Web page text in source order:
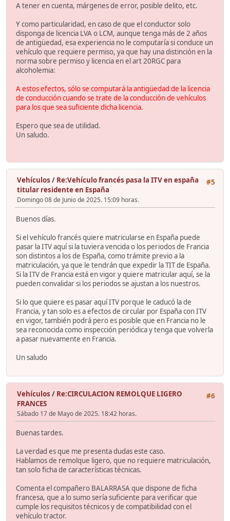
A tener en cuenta, márgenes de error, posible delito, etc.
Y como particularidad, en caso de que el conductor solo
disponga de licencia LVA o LCM, aunque tenga más de 2 años
de antigüedad, esa experiencia no le computaría si conduce un
vehículo que requiere permiso, ya que hay una distinción en la
norma sobre permiso y licencia en el art 20RGC para
alcoholemia:
A estos efectos, sólo se computará la antigüedad de la licencia
de conducción cuando se trate de la conducción de vehículos
para los que sea suficiente dicha licencia.
Espero que sea de utilidad.
Un saludo.
#5
Vehículos / Re:Vehículo francés pasa la ITV en españa
titular residente en España
Domingo 08 de Junio de 2025. 15:09 horas.
Buenos días.
Si el vehículo francés quiere matricularse en España puede
pasar la ITV aquí si la tuviera vencida o los periodos de Francia
son distintos a los de España, como trámite previo a la
matriculación, ya que le tendrán que expedir la TIT de España.
Si la ITV de Francia está en vigor y quiere matricular aquí, se la
pueden convalidar si los periodos se ajustan a los nuestros.
Si lo que quiere es pasar aquí ITV porque le caducó la de
Francia, y tan solo es a efectos de circular por España con ITV
en vigor, también podrá pero es posible que en Francia no le
sea reconocida como inspección periódica y tenga que volverla
a pasar nuevamente en Francia.
Un saludo
#6
Vehículos / Re:CIRCULACION REMOLQUE LIGERO
FRANCES
Sábado 17 de Mayo de 2025. 18:42 horas.
Buenas tardes.
La verdad es que me presenta dudas este caso.
Hablamos de remolque ligero, que no requiere matriculación,
tan solo ficha de características técnicas.
Comenta el compañero BALARRASA que dispone de ficha
francesa, que a lo sumo sería suficiente para verificar que
cumple los requisitos técnicos y de compatibilidad con el
vehículo tractor.